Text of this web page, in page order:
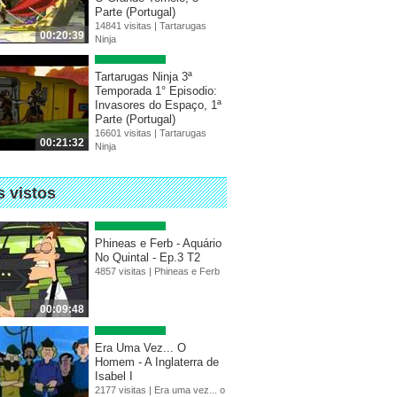
00:20:39
Parte (Portugal)
14841 visitas | Tartarugas
Ninja
00:21:32
Tartarugas Ninja 3ª
Temporada 1° Episodio:
Invasores do Espaço, 1ª
Parte (Portugal)
16601 visitas | Tartarugas
Ninja
vistos
00:09:48
Phineas e Ferb - Aquário
No Quintal - Ep.3 T2
4857 visitas | Phineas e Ferb
Era Uma Vez... O
Homem - A Inglaterra de
Isabel I
2177 visitas | Era uma vez... o